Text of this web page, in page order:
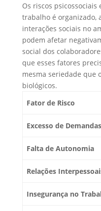
Os riscos
trabalho é organizado,
interações sociais no
podem afetar
social dos
que esses fatores
mesma seriedade que
biológicos.
Fator de Risco
Excesso de Demandas
Falta de Autonomia
Relações
Insegurança no